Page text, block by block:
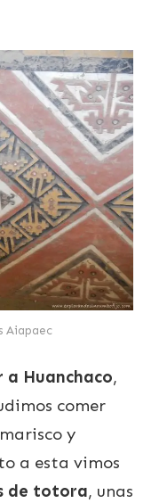
Aiapaec
a Huanchaco,
comer
y
a esta vimos
de totora, unas